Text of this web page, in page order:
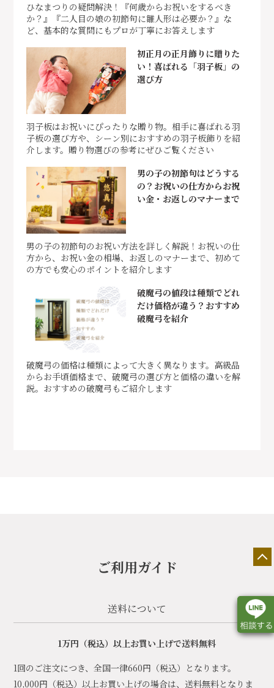
ひなまつりの疑問解決！『何歳からお祝いをするべき
か？』『二人目の娘の初節句に雛人形は必要か？』な
ど、基本的な質問にもプロが丁寧にお答えします
初正月の正月飾りに贈りた
い！喜ばれる「羽子板」の
選び方
羽子板はお祝いにぴったりな贈り物。相手に喜ばれる羽
子板の選び方や、シーン別におすすめの羽子板飾りを紹
介します。贈り物選びの参考にぜひご覧ください
男の子の初節句はどうする
の？お祝いの仕方からお祝
い金・お返しのマナーまで
男の子の初節句のお祝い方法を詳しく解説！お祝いの仕
方から、お祝い金の相場、お返しのマナーまで、初めて
の方でも安心のポイントを紹介します
破魔弓の値段は種類でどれ
だけ価格が違う？おすすめ
破魔弓を紹介
破魔弓の価格は種類によって大きく異なります。高級品
からお手頃価格まで、破魔弓の選び方と価格の違いを解
説。おすすめの破魔弓もご紹介します
ご利用ガイド
送料について
1万円（税込）以上お買い上げで送料無料
1回のご注文につき、全国一律660円（税込）となります。
10,000円（税込）以上お買い上げの場合は、送料無料となりま
店舗一覧 展示会情報 カタログ請求